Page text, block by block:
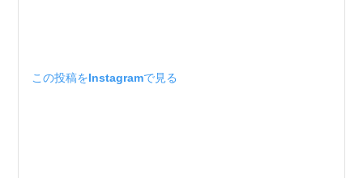
この投稿をInstagramで見る